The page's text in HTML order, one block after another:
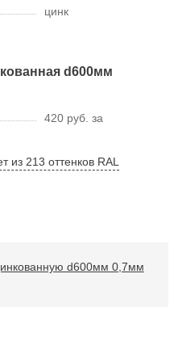
цинк
d600мм
420 руб. за
из 213 оттенков RAL
d600мм 0,7мм